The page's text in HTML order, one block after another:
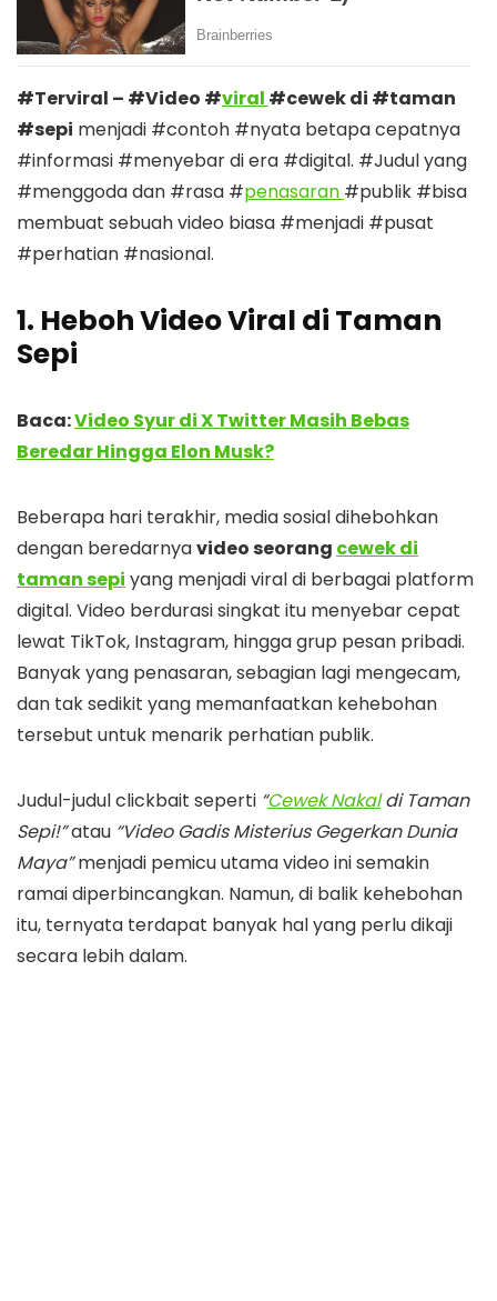
#Terviral – #Video #viral #cewek di #taman
#sepi menjadi #contoh #nyata betapa cepatnya
#informasi #menyebar di era #digital. #Judul yang
#menggoda dan #rasa #penasaran #publik #bisa
membuat sebuah video biasa #menjadi #pusat
#perhatian #nasional.
1. Heboh Video Viral di Taman
Sepi
Baca:Video Syur di X Twitter Masih Bebas
Beredar Hingga Elon Musk?
Beberapa hari terakhir, media sosial dihebohkan
dengan beredarnyavideo seorang cewek di
taman sepi yang menjadi viral di berbagai platform
digital. Video berdurasi singkat itu menyebar cepat
lewat TikTok, Instagram, hingga grup pesan pribadi.
Banyak yang penasaran, sebagian lagi mengecam,
dan tak sedikit yang memanfaatkan kehebohan
tersebut untuk menarik perhatian publik.
Judul-judul clickbait seperti “Cewek Nakaldi Taman
Sepi!”atau “Video Gadis Misterius Gegerkan Dunia
Maya”menjadi pemicu utama video ini semakin
ramai diperbincangkan. Namun, di balik kehebohan
itu, ternyata terdapat banyak hal yang perlu dikaji
secara lebih dalam.